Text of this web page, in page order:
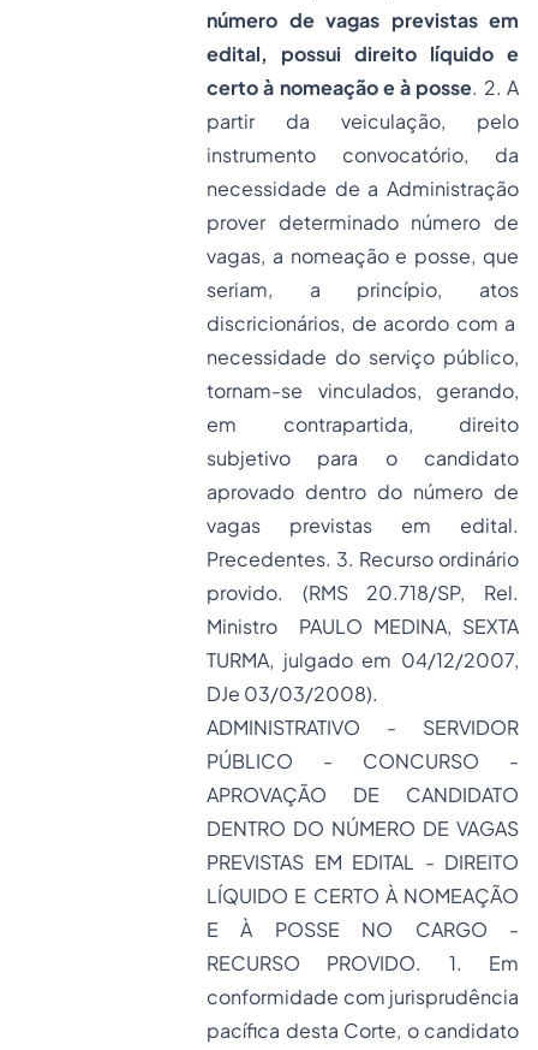
número de vagas previstas em
edital, possui direito líquido e
certo à nomeação e à posse. 2. A
partir da veiculação, pelo
instrumento convocatório, da
necessidade de a Administração
prover determinado número de
vagas, a nomeação e posse, que
seriam, a princípio, atos
discricionários, de acordo com a
necessidade do serviço público,
tornam-se vinculados, gerando,
em contrapartida, direito
subjetivo para o candidato
aprovado dentro do número de
vagas previstas em edital.
Precedentes. 3. Recurso ordinário
provido. (RMS 20.718/SP, Rel.
Ministro PAULO MEDINA, SEXTA
TURMA, julgado em 04/12/2007,
DJe 03/03/2008).
ADMINISTRATIVO - SERVIDOR
PÚBLICO - CONCURSO -
APROVAÇÃO DE CANDIDATO
DENTRO DO NÚMERO DE VAGAS
PREVISTAS EM EDITAL - DIREITO
LÍQUIDO E CERTO À NOMEAÇÃO
E À POSSE NO CARGO -
RECURSO PROVIDO. 1. Em
conformidade com jurisprudência
pacífica desta Corte, o candidato